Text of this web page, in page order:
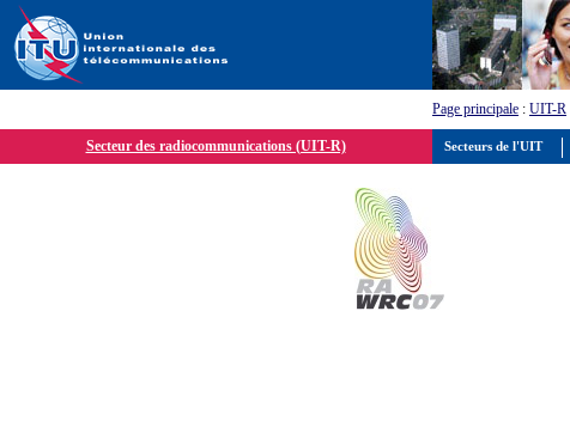
Page principale : UIT-R
Secteur des radiocommunications (UIT-R) Secteurs de l'UIT